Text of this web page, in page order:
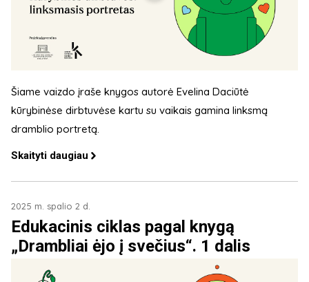
Šiame vaizdo įraše knygos autorė Evelina Daciūtė
kūrybinėse dirbtuvėse kartu su vaikais gamina linksmą
dramblio portretą.
Skaityti daugiau
2025 m. spalio 2 d.
Edukacinis ciklas pagal knygą
„Drambliai ėjo į svečius“. 1 dalis